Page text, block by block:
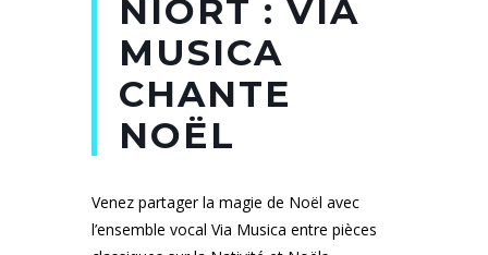
NIORT : VIA
MUSICA
CHANTE
NOËL
Venez partager la magie de Noël avec
l’ensemble vocal Via Musica entre pièces